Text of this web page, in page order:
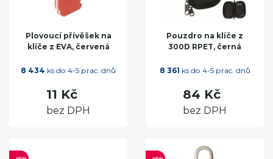
Plovoucí přívěšek na
klíče z EVA, červená
8 434 ks do 4-5 prac. dnů
11 Kč
bez DPH
Pouzdro na klíče z
300D RPET, černá
8 361 ks do 4-5 prac. dnů
84 Kč
bez DPH